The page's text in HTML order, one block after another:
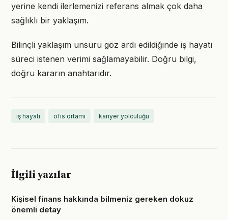
yerine kendi ilerlemenizi referans almak çok daha
sağlıklı bir yaklaşım.
Bilinçli yaklaşım unsuru göz ardı edildiğinde iş hayatı
süreci istenen verimi sağlamayabilir. Doğru bilgi,
doğru kararın anahtarıdır.
iş hayatı ofis ortamı kariyer yolculuğu
İlgili yazılar
Kişisel finans hakkında bilmeniz gereken dokuz
önemli detay